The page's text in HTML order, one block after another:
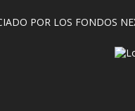
POR LOS FONDOS